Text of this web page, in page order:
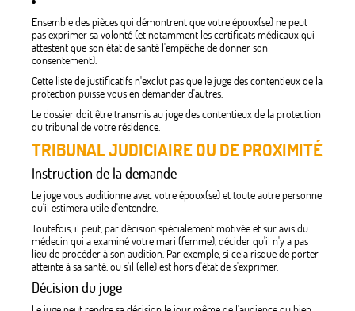
Ensemble des pièces qui démontrent que votre époux(se) ne peut
pas exprimer sa volonté (et notamment les certificats médicaux qui
attestent que son état de santé l'empêche de donner son
consentement).
Cette liste de justificatifs n'exclut pas que le juge des contentieux de la
protection puisse vous en demander d'autres.
Le dossier doit être transmis au juge des contentieux de la protection
du tribunal de votre résidence.
TRIBUNAL JUDICIAIRE OU DE PROXIMITÉ
Instruction de la demande
Le juge vous auditionne avec votre époux(se) et toute autre personne
qu'il estimera utile d'entendre.
Toutefois, il peut, par décision spécialement motivée et sur avis du
médecin qui a examiné votre mari (femme), décider qu'il n'y a pas
lieu de procéder à son audition. Par exemple, si cela risque de porter
atteinte à sa santé, ou s'il (elle) est hors d'état de s'exprimer.
Décision du juge